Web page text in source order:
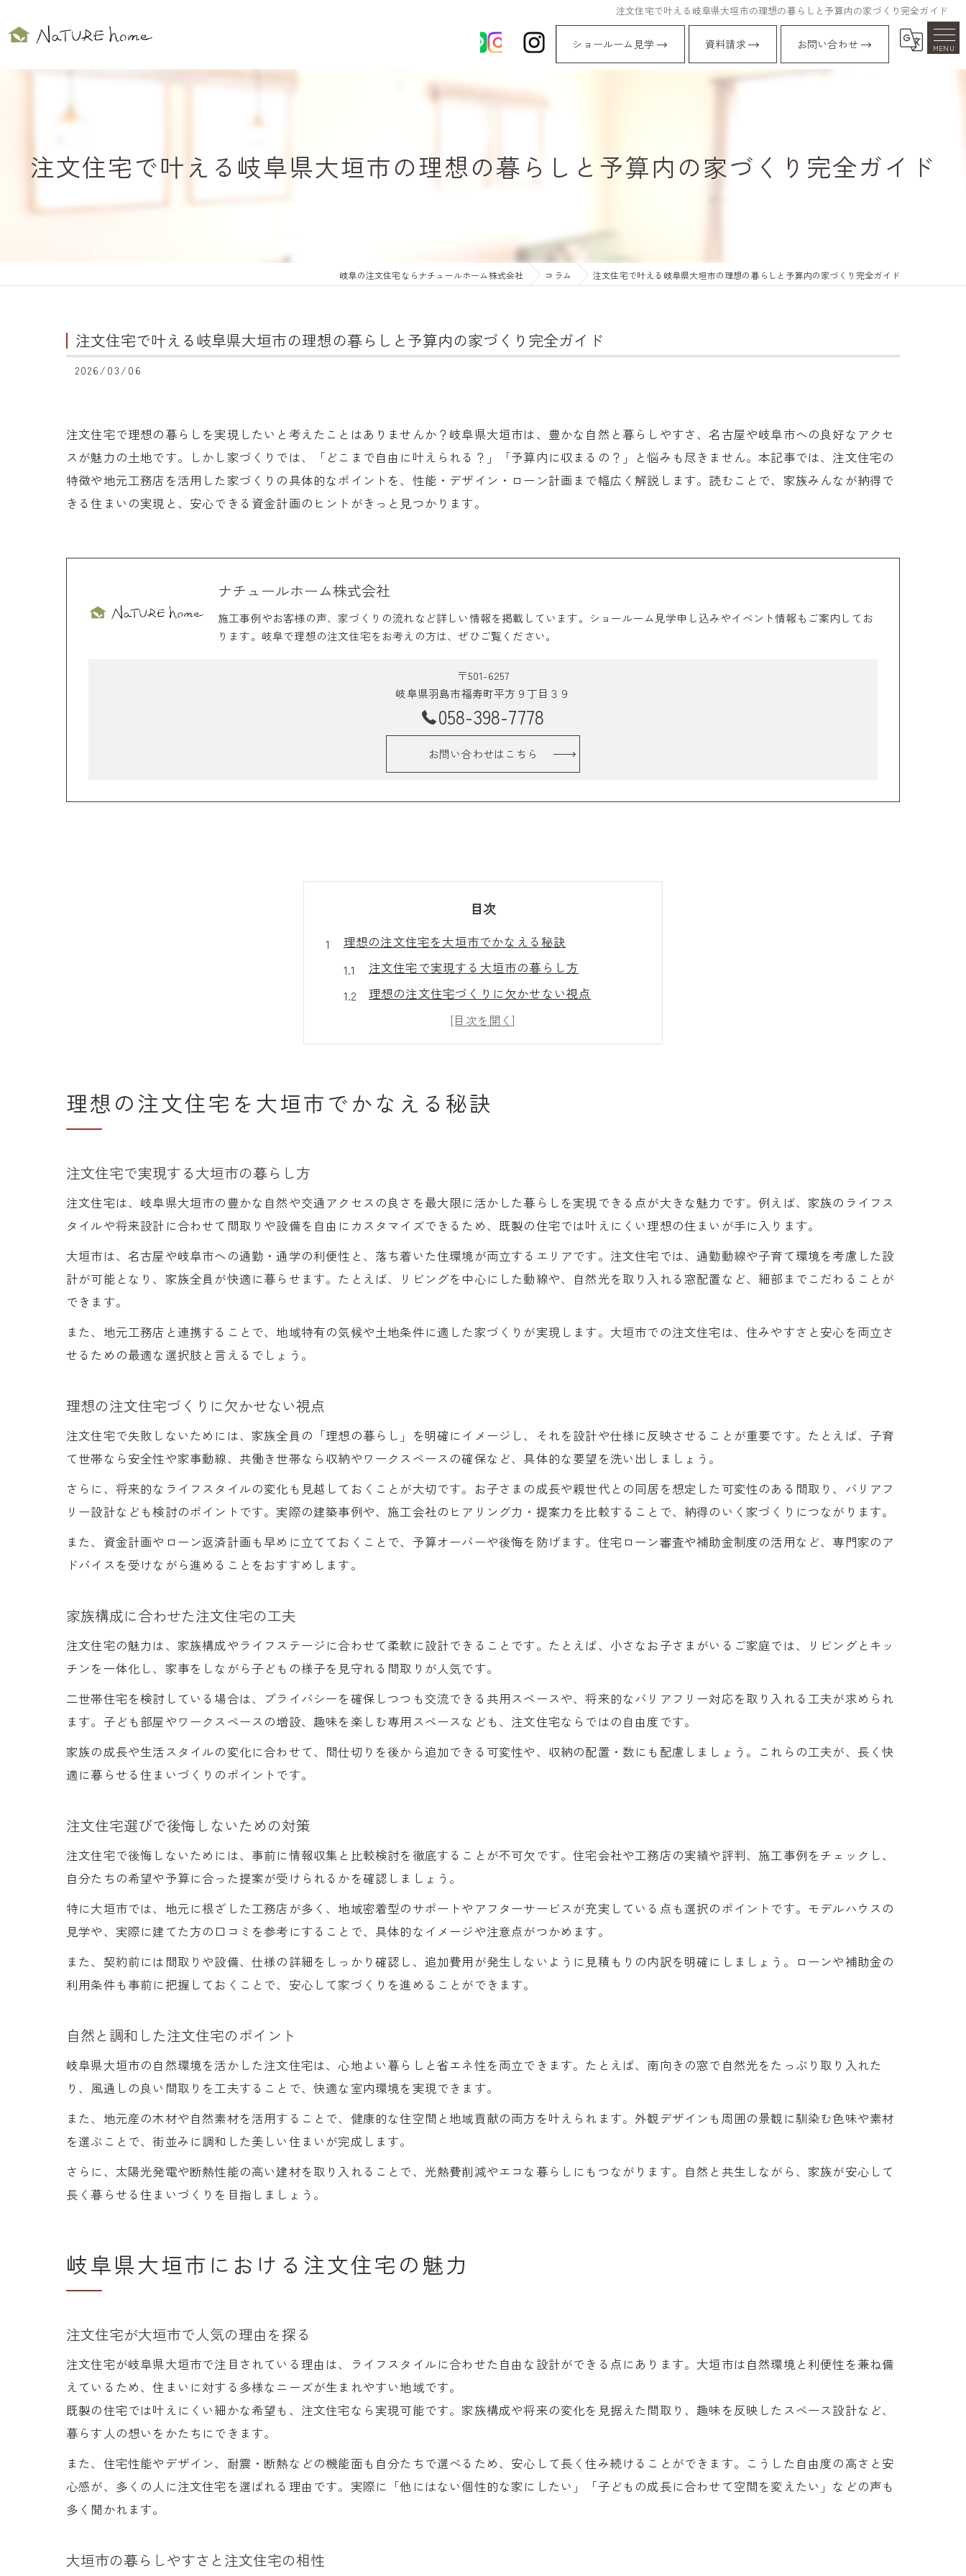
注文住宅で叶える岐阜県大垣市の理想の暮らしと予算内の家づくり完全ガイド
ショールーム見学 資料請求 お問い合わせ
注文住宅で叶える岐阜県大垣市の理想の暮らしと予算内の家づくり完全ガイド
岐阜の注文住宅ならナチュールホーム株式会社 コラム 注文住宅で叶える岐阜県大垣市の理想の暮らしと予算内の家づくり完全ガイド
注文住宅で叶える岐阜県大垣市の理想の暮らしと予算内の家づくり完全ガイド
2026/03/06
注文住宅で理想の暮らしを実現したいと考えたことはありませんか？岐阜県大垣市は、豊かな自然と暮らしやすさ、名古屋や岐阜市への良好なアクセ
スが魅力の土地です。しかし家づくりでは、「どこまで自由に叶えられる？」「予算内に収まるの？」と悩みも尽きません。本記事では、注文住宅の
特徴や地元工務店を活用した家づくりの具体的なポイントを、性能・デザイン・ローン計画まで幅広く解説します。読むことで、家族みんなが納得で
きる住まいの実現と、安心できる資金計画のヒントがきっと見つかります。
ナチュールホーム株式会社
施工事例やお客様の声、家づくりの流れなど詳しい情報を掲載しています。ショールーム見学申し込みやイベント情報もご案内してお
ります。岐阜で理想の注文住宅をお考えの方は、ぜひご覧ください。
〒501-6257
岐阜県羽島市福寿町平方９丁目３９
058-398-7778
お問い合わせはこちら
目次
理想の注文住宅を大垣市でかなえる秘訣
注文住宅で実現する大垣市の暮らし方
理想の注文住宅づくりに欠かせない視点
家族構成に合わせた注文住宅の工夫
注文住宅選びで後悔しないための対策
岐阜県大垣市における注文住宅の魅力
アクセス良好な地域での注文住宅の価値
大垣市の土地特性を活かした注文住宅
家族の未来を守る注文住宅選びとは
注文住宅で守る家族の安心と安全性
注文住宅で叶える子育てしやすい住環境
注文住宅に選ばれる自然素材のメリット
無垢材や漆喰がもたらす快適な暮らし
自然素材を活かした注文住宅の設計手法
環境と健康に配慮した注文住宅のすすめ
自然派注文住宅で感じる家族の安心感
高性能な注文住宅で快適な暮らしを実現
省エネ設計が叶える快適な注文住宅生活
注文住宅で実現する長期優良住宅の魅力
新しい暮らしに最適な注文住宅の選び方
予算内で満足な家を建てるための工夫
注文住宅の予算計画で押さえるべき要素
資金計画と補助制度を活用した注文住宅
理想の注文住宅を大垣市でかなえる秘訣
注文住宅で実現する大垣市の暮らし方
注文住宅は、岐阜県大垣市の豊かな自然や交通アクセスの良さを最大限に活かした暮らしを実現できる点が大きな魅力です。例えば、家族のライフス
タイルや将来設計に合わせて間取りや設備を自由にカスタマイズできるため、既製の住宅では叶えにくい理想の住まいが手に入ります。
大垣市は、名古屋や岐阜市への通勤・通学の利便性と、落ち着いた住環境が両立するエリアです。注文住宅では、通勤動線や子育て環境を考慮した設
計が可能となり、家族全員が快適に暮らせます。たとえば、リビングを中心にした動線や、自然光を取り入れる窓配置など、細部までこだわることが
できます。
また、地元工務店と連携することで、地域特有の気候や土地条件に適した家づくりが実現します。大垣市での注文住宅は、住みやすさと安心を両立さ
せるための最適な選択肢と言えるでしょう。
理想の注文住宅づくりに欠かせない視点
注文住宅で失敗しないためには、家族全員の「理想の暮らし」を明確にイメージし、それを設計や仕様に反映させることが重要です。たとえば、子育
て世帯なら安全性や家事動線、共働き世帯なら収納やワークスペースの確保など、具体的な要望を洗い出しましょう。
さらに、将来的なライフスタイルの変化も見越しておくことが大切です。お子さまの成長や親世代との同居を想定した可変性のある間取り、バリアフ
リー設計なども検討のポイントです。実際の建築事例や、施工会社のヒアリング力・提案力を比較することで、納得のいく家づくりにつながります。
また、資金計画やローン返済計画も早めに立てておくことで、予算オーバーや後悔を防げます。住宅ローン審査や補助金制度の活用など、専門家のア
ドバイスを受けながら進めることをおすすめします。
家族構成に合わせた注文住宅の工夫
注文住宅の魅力は、家族構成やライフステージに合わせて柔軟に設計できることです。たとえば、小さなお子さまがいるご家庭では、リビングとキッ
チンを一体化し、家事をしながら子どもの様子を見守れる間取りが人気です。
二世帯住宅を検討している場合は、プライバシーを確保しつつも交流できる共用スペースや、将来的なバリアフリー対応を取り入れる工夫が求められ
ます。子ども部屋やワークスペースの増設、趣味を楽しむ専用スペースなども、注文住宅ならではの自由度です。
家族の成長や生活スタイルの変化に合わせて、間仕切りを後から追加できる可変性や、収納の配置・数にも配慮しましょう。これらの工夫が、長く快
適に暮らせる住まいづくりのポイントです。
注文住宅選びで後悔しないための対策
注文住宅で後悔しないためには、事前に情報収集と比較検討を徹底することが不可欠です。住宅会社や工務店の実績や評判、施工事例をチェックし、
自分たちの希望や予算に合った提案が受けられるかを確認しましょう。
特に大垣市では、地元に根ざした工務店が多く、地域密着型のサポートやアフターサービスが充実している点も選択のポイントです。モデルハウスの
見学や、実際に建てた方の口コミを参考にすることで、具体的なイメージや注意点がつかめます。
また、契約前には間取りや設備、仕様の詳細をしっかり確認し、追加費用が発生しないように見積もりの内訳を明確にしましょう。ローンや補助金の
利用条件も事前に把握しておくことで、安心して家づくりを進めることができます。
自然と調和した注文住宅のポイント
岐阜県大垣市の自然環境を活かした注文住宅は、心地よい暮らしと省エネ性を両立できます。たとえば、南向きの窓で自然光をたっぷり取り入れた
り、風通しの良い間取りを工夫することで、快適な室内環境を実現できます。
また、地元産の木材や自然素材を活用することで、健康的な住空間と地域貢献の両方を叶えられます。外観デザインも周囲の景観に馴染む色味や素材
を選ぶことで、街並みに調和した美しい住まいが完成します。
さらに、太陽光発電や断熱性能の高い建材を取り入れることで、光熱費削減やエコな暮らしにもつながります。自然と共生しながら、家族が安心して
長く暮らせる住まいづくりを目指しましょう。
岐阜県大垣市における注文住宅の魅力
注文住宅が大垣市で人気の理由を探る
注文住宅が岐阜県大垣市で注目されている理由は、ライフスタイルに合わせた自由な設計ができる点にあります。大垣市は自然環境と利便性を兼ね備
えているため、住まいに対する多様なニーズが生まれやすい地域です。
既製の住宅では叶えにくい細かな希望も、注文住宅なら実現可能です。家族構成や将来の変化を見据えた間取り、趣味を反映したスペース設計など、
暮らす人の想いをかたちにできます。
また、住宅性能やデザイン、耐震・断熱などの機能面も自分たちで選べるため、安心して長く住み続けることができます。こうした自由度の高さと安
心感が、多くの人に注文住宅を選ばれる理由です。実際に「他にはない個性的な家にしたい」「子どもの成長に合わせて空間を変えたい」などの声も
多く聞かれます。
大垣市の暮らしやすさと注文住宅の相性